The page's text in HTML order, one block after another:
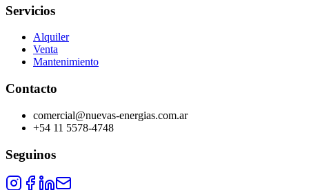
Servicios
Alquiler
Venta
Mantenimiento
Contacto
comercial@nuevas-energias.com.ar
+54 11 5578-4748
Seguinos